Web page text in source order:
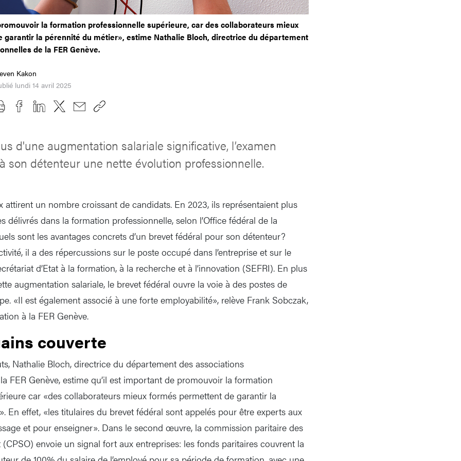
la formation professionnelle supérieure, car des collaborateurs mieux
garantir la pérennité du métier», estime Nathalie Bloch, directrice du département
de la FER Genève.
Kakon
lundi 14 avril 2025
d'une augmentation salariale significative, l’examen
son détenteur une nette évolution professionnelle.
attirent un nombre croissant de candidats. En 2023, ils représentaient plus
délivrés dans la formation professionnelle, selon l’Office fédéral de la
sont les avantages concrets d’un brevet fédéral pour son détenteur?
il a des répercussions sur le poste occupé dans l’entreprise et sur le
d’Etat à la formation, à la recherche et à l’innovation (SEFRI). En plus
augmentation salariale, le brevet fédéral ouvre la voie à des postes de
«Il est également associé à une forte employabilité», relève Frank Sobczak,
à la FER Genève.
couverte
Nathalie Bloch, directrice du département des associations
FER Genève, estime qu’il est important de promouvoir la formation
car «des collaborateurs mieux formés permettent de garantir la
En effet, «les titulaires du brevet fédéral sont appelés pour être experts aux
et pour enseigner». Dans le second œuvre, la commission paritaire des
envoie un signal fort aux entreprises: les fonds paritaires couvrent la